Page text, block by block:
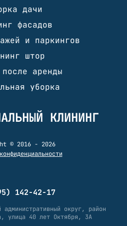
дачи
фасадов
и паркингов
штор
аренды
уборка
КЛИНИНГ
© 2016 - 2026
142-42-17
административный округ, район
улица 40 лет Октября, 3А